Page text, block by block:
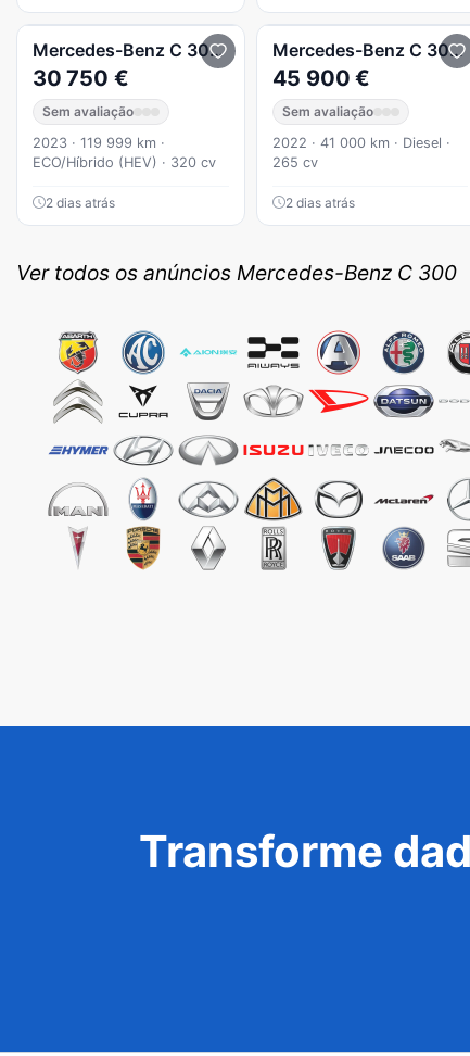
Mercedes-Benz C 300 e T 9G-TRONIC Night
30 750 €
Sem avaliação
2023 · 119 999 km ·
ECO/Híbrido (HEV) · 320 cv
2 dias atrás
Mercedes-Benz C 300
45 900 €
Sem avaliação
2022 · 41 000 km · Diesel ·
265 cv
2 dias atrás
Ver todos os anúncios Mercedes-Benz C 300
Transforme